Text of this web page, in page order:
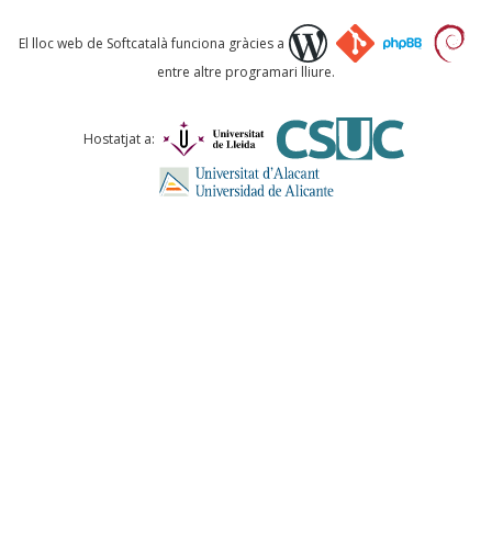
Què proposeu?
Comentari *
El lloc web de Softcatalà funciona gràcies a
entre altre programari lliure.
Hostatjat a: